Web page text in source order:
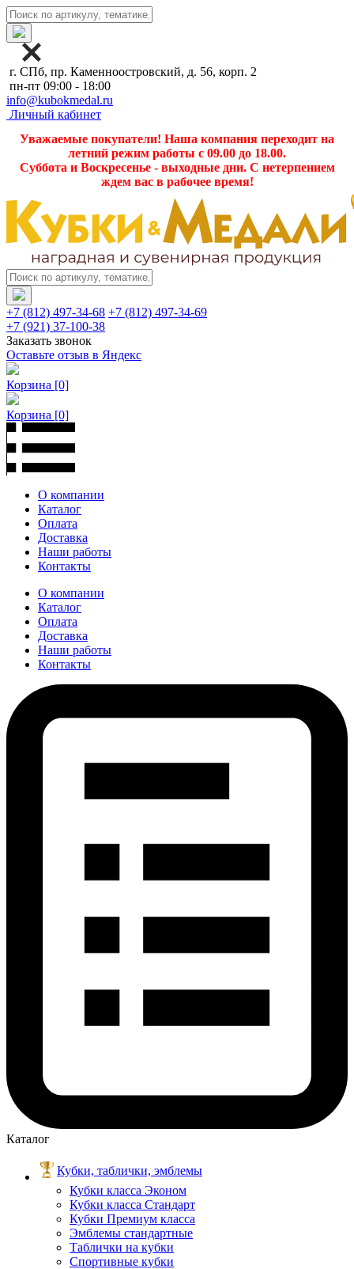
г. СПб, пр. Каменноостровский, д. 56, корп. 2
пн-пт 09:00 - 18:00
info@kubokmedal.ru
Личный кабинет
Уважаемые покупатели! Наша компания переходит на
летний режим работы с 09.00 до 18.00.
Суббота и Воскресенье - выходные дни. С нетерпением
ждем вас в рабочее время!
+7 (812) 497-34-68 +7 (812) 497-34-69
+7 (921) 37-100-38
Заказать звонок
Оставьте отзыв в Яндекс
Корзина [0]
Корзина [0]
О компании
Каталог
Оплата
Доставка
Наши работы
Контакты
О компании
Каталог
Оплата
Доставка
Наши работы
Контакты
Каталог
Кубки, таблички, эмблемы
Кубки класса Эконом
Кубки класса Стандарт
Кубки Премиум класса
Эмблемы стандартные
Таблички на кубки
Спортивные кубки